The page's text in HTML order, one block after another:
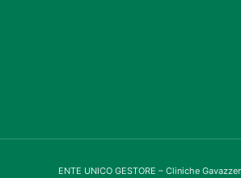
ENTE UNICO GESTORE – Cliniche